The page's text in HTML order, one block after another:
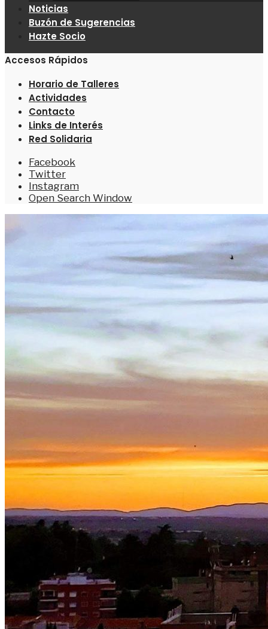
Noticias
Buzón de Sugerencias
Hazte Socio
Accesos Rápidos
Horario de Talleres
Actividades
Contacto
Links de Interés
Red Solidaria
Facebook
Twitter
Instagram
Open Search Window